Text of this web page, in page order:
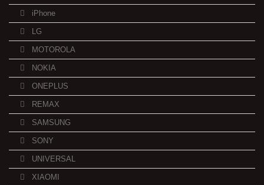
iPhone
LG
MOTOROLA
NOKIA
ONEPLUS
REMAX
SAMSUNG
SONY
UNIVERSAL
XIAOMI